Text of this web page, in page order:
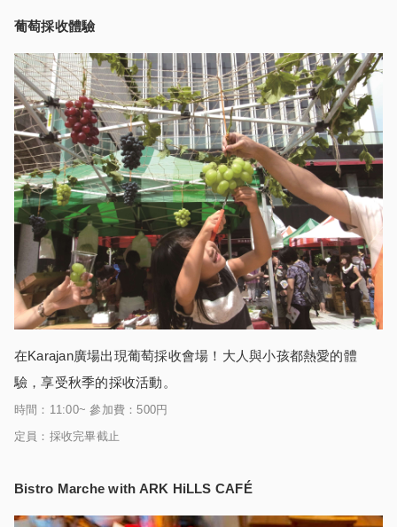
葡萄採收體驗
在Karajan廣場出現葡萄採收會場！大人與小孩都熱愛的體
驗，享受秋季的採收活動。
時間：11:00~ 參加費：500円
定員：採收完畢截止
Bistro Marche with ARK HiLLS CAFÉ